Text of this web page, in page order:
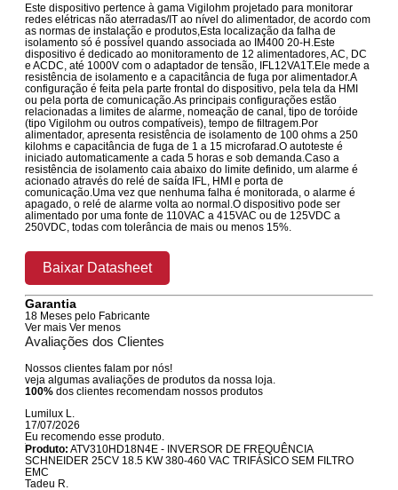
Este dispositivo pertence à gama Vigilohm projetado para monitorar
redes elétricas não aterradas/IT ao nível do alimentador, de acordo com
as normas de instalação e produtos,Esta localização da falha de
isolamento só é possível quando associada ao IM400 20-H.Este
dispositivo é dedicado ao monitoramento de 12 alimentadores, AC, DC
e ACDC, até 1000V com o adaptador de tensão, IFL12VA1T.Ele mede a
resistência de isolamento e a capacitância de fuga por alimentador.A
configuração é feita pela parte frontal do dispositivo, pela tela da HMI
ou pela porta de comunicação.As principais configurações estão
relacionadas a limites de alarme, nomeação de canal, tipo de toróide
(tipo Vigilohm ou outros compatíveis), tempo de filtragem.Por
alimentador, apresenta resistência de isolamento de 100 ohms a 250
kilohms e capacitância de fuga de 1 a 15 microfarad.O autoteste é
iniciado automaticamente a cada 5 horas e sob demanda.Caso a
resistência de isolamento caia abaixo do limite definido, um alarme é
acionado através do relé de saída IFL, HMI e porta de
comunicação.Uma vez que nenhuma falha é monitorada, o alarme é
apagado, o relé de alarme volta ao normal.O dispositivo pode ser
alimentado por uma fonte de 110VAC a 415VAC ou de 125VDC a
250VDC, todas com tolerância de mais ou menos 15%.
Baixar Datasheet
Garantia
18 Meses pelo Fabricante
Ver mais Ver menos
Avaliações dos Clientes
Nossos clientes falam por nós!
veja algumas avaliações de produtos da nossa loja.
100% dos clientes recomendam nossos produtos
Lumilux L.
17/07/2026
Eu recomendo esse produto.
Produto: ATV310HD18N4E - INVERSOR DE FREQUÊNCIA
SCHNEIDER 25CV 18.5 KW 380-460 VAC TRIFÁSICO SEM FILTRO
EMC
Tadeu R.